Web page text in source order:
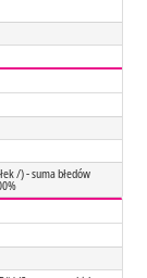
/) - suma błedów